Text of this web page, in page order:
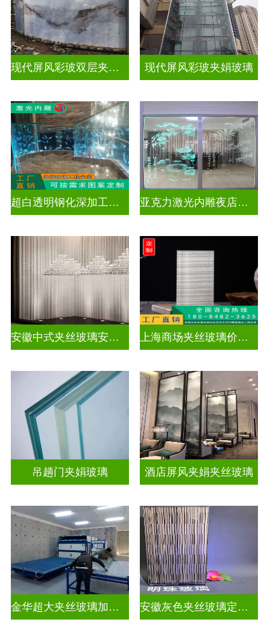
现代屏风彩玻双层夹娟玻璃 现代屏风彩玻夹娟玻璃
超白透明钢化深加工激光内雕玻璃 亚克力激光内雕夜店餐厅装饰
安徽中式夹丝玻璃安装厂家 上海商场夹丝玻璃价钱多少
吊趟门夹娟玻璃 酒店屏风夹娟夹丝玻璃
金华超大夹丝玻璃加工店 安徽灰色夹丝玻璃定做厂